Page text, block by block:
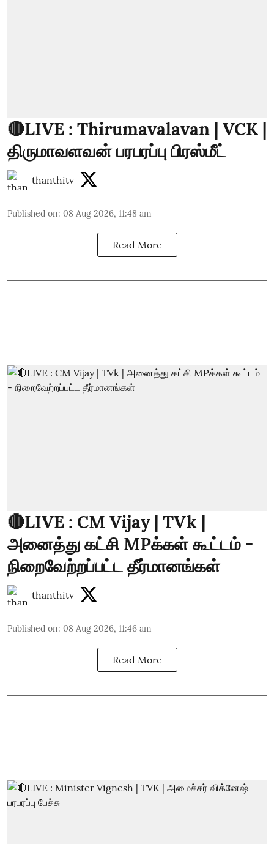
🔴LIVE : Thirumavalavan | VCK |
திருமாவளவன் பரபரப்பு பிரஸ்மீட்
thanthitv
Published on: 08 Aug 2026, 11:48 am
Read More
🔴LIVE : CM Vijay | TVk |
அனைத்து கட்சி MPக்கள் கூட்டம் -
நிறைவேற்றப்பட்ட தீர்மானங்கள்
thanthitv
Published on: 08 Aug 2026, 11:46 am
Read More